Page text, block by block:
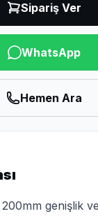
Sipariş Ver
WhatsApp
Hemen Ara
200mm genişlik